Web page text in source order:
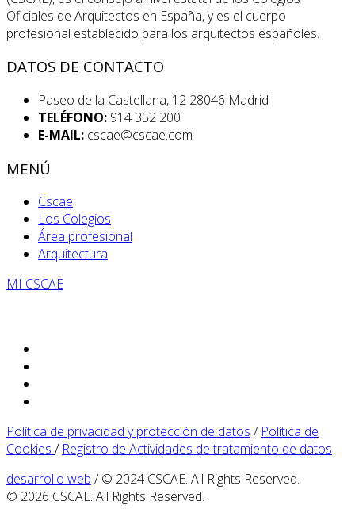
Oficiales de Arquitectos en España, y es el cuerpo
profesional establecido para los arquitectos españoles.
DATOS DE CONTACTO
Paseo de la Castellana, 12 28046 Madrid
TELÉFONO: 914 352 200
E-MAIL: cscae@cscae.com
MENÚ
Cscae
Los Colegios
Área profesional
Arquitectura
MI CSCAE
Política de privacidad y protección de datos / Política de
Cookies / Registro de Actividades de tratamiento de datos
desarrollo web / © 2024 CSCAE. All Rights Reserved.
© 2026 CSCAE. All Rights Reserved.